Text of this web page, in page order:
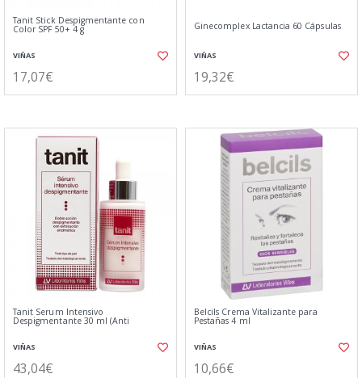
Tanit Stick Despigmentante con
Color SPF 50+ 4 g
VIÑAS
17,07€
Ginecomplex Lactancia 60 Cápsulas
VIÑAS
19,32€
Tanit Serum Intensivo
Despigmentante 30 ml (Anti
VIÑAS
43,04€
Belcils Crema Vitalizante para
Pestañas 4 ml
VIÑAS
10,66€